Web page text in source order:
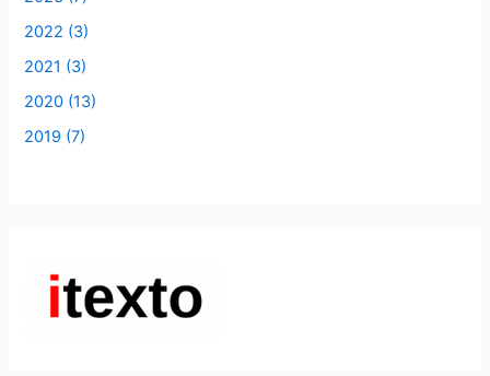
2022 (3)
2021 (3)
2020 (13)
2019 (7)